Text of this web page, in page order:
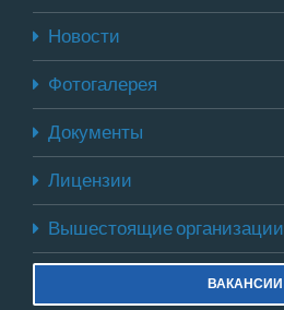
Новости
Фотогалерея
Документы
Лицензии
Вышестоящие организации
ВАКАНСИИ